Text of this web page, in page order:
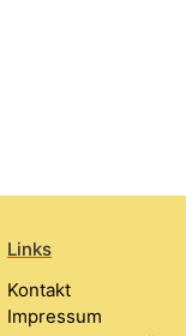
Links
Kontakt
Impressum